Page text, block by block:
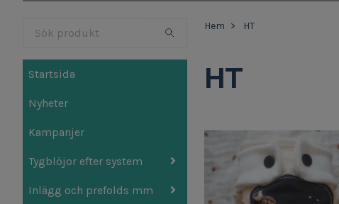
Startsida
Nyheter
Kampanjer
Tygblöjor efter system
Inlägg och prefolds mm
Hem HT
HT